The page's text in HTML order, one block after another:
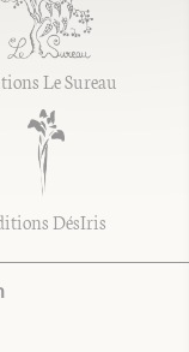
Le Sureau
DésIris